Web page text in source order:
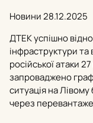
Новини28.12.2025
ДТЕК успішно
інфраструктури та
російської атаки
запроваджено
ситуація на
через